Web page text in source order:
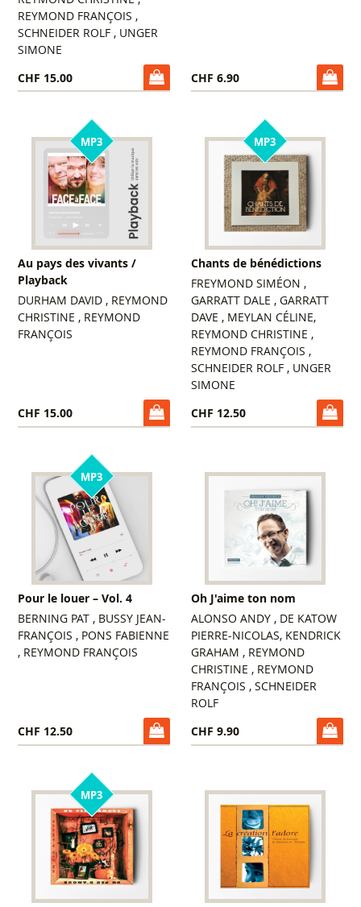
REYMOND FRANÇOIS ,
SCHNEIDER ROLF , UNGER
SIMONE
CHF 15.00 CHF 6.90
MP3
Au pays des vivants /
Playback
DURHAM DAVID , REYMOND
CHRISTINE , REYMOND
FRANÇOIS
CHF 15.00
MP3
Chants de bénédictions
FREYMOND SIMÉON ,
GARRATT DALE , GARRATT
DAVE , MEYLAN CÉLINE,
REYMOND CHRISTINE ,
REYMOND FRANÇOIS ,
SCHNEIDER ROLF , UNGER
SIMONE
CHF 12.50
MP3
Pour le louer – Vol. 4
BERNING PAT , BUSSY JEAN-
FRANÇOIS , PONS FABIENNE
, REYMOND FRANÇOIS
CHF 12.50
Oh J'aime ton nom
ALONSO ANDY , DE KATOW
PIERRE-NICOLAS, KENDRICK
GRAHAM , REYMOND
CHRISTINE , REYMOND
FRANÇOIS , SCHNEIDER
ROLF
CHF 9.90
MP3